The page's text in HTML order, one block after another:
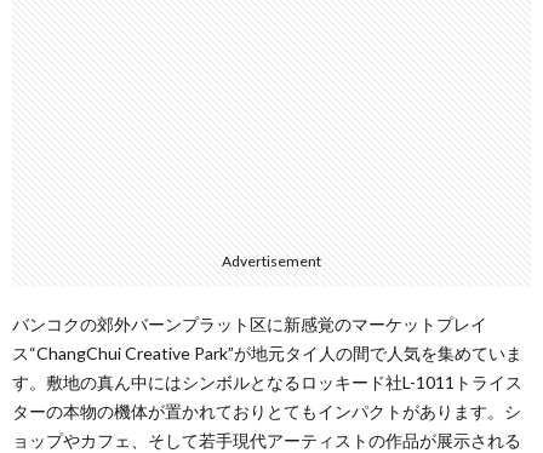
Advertisement
バンコクの郊外バーンプラット区に新感覚のマーケットプレイ
ス“ChangChui Creative Park”が地元タイ人の間で人気を集めていま
す。敷地の真ん中にはシンボルとなるロッキード社L-1011トライス
ターの本物の機体が置かれておりとてもインパクトがあります。シ
ョップやカフェ、そして若手現代アーティストの作品が展示される